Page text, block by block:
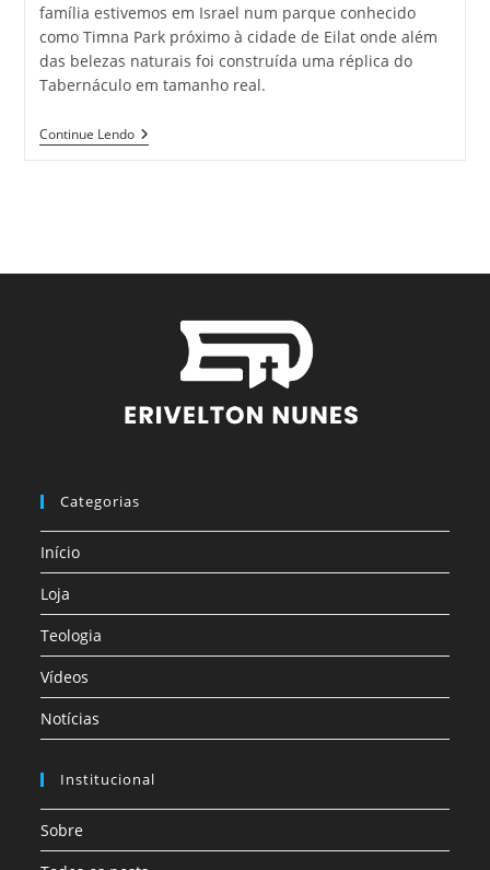
família estivemos em Israel num parque conhecido
como Timna Park próximo à cidade de Eilat onde além
das belezas naturais foi construída uma réplica do
Tabernáculo em tamanho real.
Continue Lendo
Categorias
Início
Loja
Teologia
Vídeos
Notícias
Institucional
Sobre